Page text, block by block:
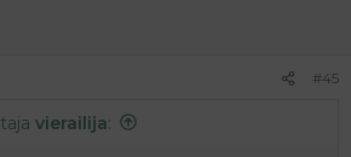
#45
vierailija: